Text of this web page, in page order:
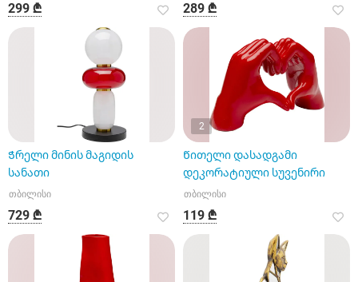
299 ₾ 289 ₾
Ჭრელი მინის მაგიდის
სანათი
თბილისი
729 ₾
2
Წითელი დასადგამი
დეკორატიული სუვენირი
თბილისი
119 ₾